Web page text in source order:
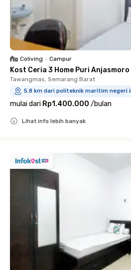
Coliving • Campur
Kost Ceria 3 Home Puri
Tawangmas, Semarang Barat
5.8 km dari politeknik maritim negeri
mulai dari Rp1.400.000 /bulan
Lihat info lebih banyak